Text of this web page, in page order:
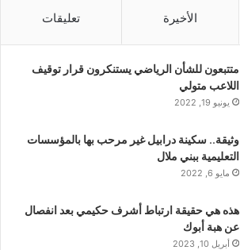
الأخيرة تعليقات
متتبعون للشأن الرياضي يستنكرون قرار توقيف
اللاعب متولي
يونيو 19, 2022
وثيقة.. سكينة درابيل غير مرحب بها بالمؤسسات
التعليمية ببني ملال
مايو 6, 2022
هذه هي حقيقة ارتباط أشرف حكيمي بعد انفصال
عن هبة أبوك
أبريل 10, 2023